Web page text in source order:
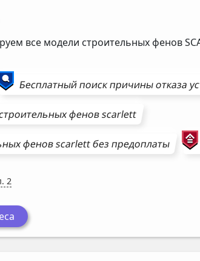
все модели строительных фенов
Бесплатный поиск причины отказа
феновscarlett
феновscarlettбез предоплаты
2